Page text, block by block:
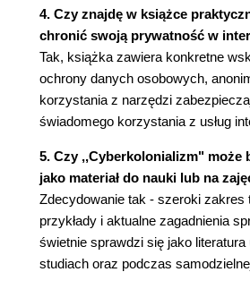
Globalna inwigilacja 127
Firmy branży internetowej -
finansowa 131
Prywatność w serwisach
Anonimowość w sieci 133
Sieć TOR - możliwości,
Sposoby ochrony prywatności
Wideonadzór 140
Biometria 147
Ranking społeczeństwa 154
Rozdział 4. Cyberprzestrzeń jako
4. Czy znajdę w książce
chronić swoją prywatność w
Tak, książka zawiera konkretne
ochrony danych osobowych,
korzystania z narzędzi
świadomego korzystania z usług
5. Czy ,,Cyberkolonializm" może
jako materiał do nauki lub na
Zdecydowanie tak - szeroki zakres
przykłady i aktualne zagadnienia
świetnie sprawdzi się jako literatura
studiach oraz podczas